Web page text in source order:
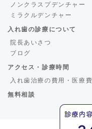
ノンクラスプデンチャー
ミラクルデンチャー
入れ歯の診療について
院長あいさつ
ブログ
アクセス・診療時間
入れ歯治療の費用・医療
無料相談